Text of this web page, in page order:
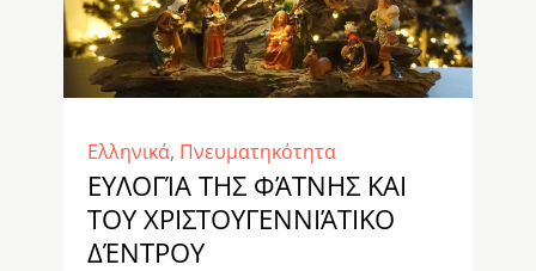
Ελληνικά, Πνευματηκότητα
ΕΥΛΟΓΊΑ ΤΗΣ ΦΆΤΝΗΣ ΚΑΙ
ΤΟΥ ΧΡΙΣΤΟΥΓΕΝΝΙΆΤΙΚΟ
ΔΈΝΤΡΟΥ